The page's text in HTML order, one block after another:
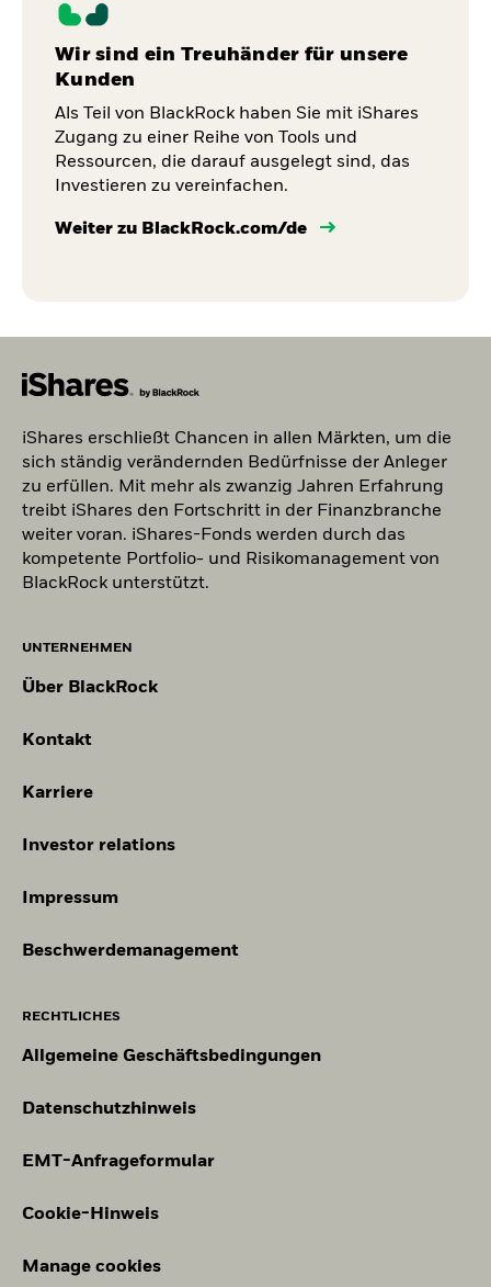
Wir sind ein Treuhänder für unsere
Kunden
Als Teil von BlackRock haben Sie mit iShares
Zugang zu einer Reihe von Tools und
Ressourcen, die darauf ausgelegt sind, das
Investieren zu vereinfachen.
Weiter zu BlackRock.com/de
iShares erschließt Chancen in allen Märkten, um die
sich ständig verändernden Bedürfnisse der Anleger
zu erfüllen. Mit mehr als zwanzig Jahren Erfahrung
treibt iShares den Fortschritt in der Finanzbranche
weiter voran. iShares-Fonds werden durch das
kompetente Portfolio- und Risikomanagement von
BlackRock unterstützt.
UNTERNEHMEN
Über BlackRock
Kontakt
Karriere
Investor relations
Impressum
Beschwerdemanagement
RECHTLICHES
Allgemeine Geschäftsbedingungen
Datenschutzhinweis
EMT-Anfrageformular
Cookie-Hinweis
Manage cookies